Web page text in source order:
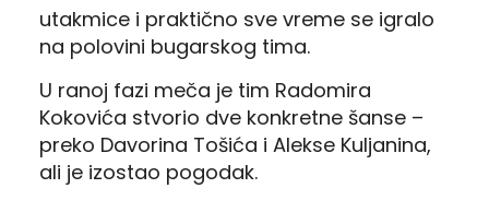
utakmice i praktično sve vreme se igralo
na polovini bugarskog tima.
U ranoj fazi meča je tim Radomira
Kokovića stvorio dve konkretne šanse –
preko Davorina Tošića i Alekse Kuljanina,
ali je izostao pogodak.